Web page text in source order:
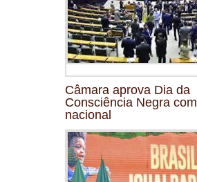
Câmara aprova Dia da
Consciência Negra
nacional